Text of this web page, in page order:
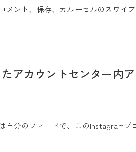
メント、保存、カルーセルのスワイ
アカウントセンター内
自分のフィードで、このInstagram